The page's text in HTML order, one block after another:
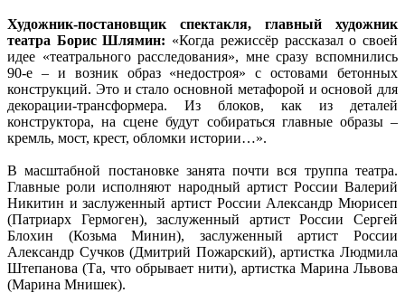
Художник-постановщик спектакля, главный художник
театра Борис Шлямин: «Когда режиссёр рассказал о своей
идее «театрального расследования», мне сразу вспомнились
90-е – и возник образ «недостроя» с остовами бетонных
конструкций. Это и стало основной метафорой и основой для
декорации-трансформера. Из блоков, как из деталей
конструктора, на сцене будут собираться главные образы –
кремль, мост, крест, обломки истории…».
В масштабной постановке занята почти вся труппа театра.
Главные роли исполняют народный артист России Валерий
Никитин и заслуженный артист России Александр Мюрисеп
(Патриарх Гермоген), заслуженный артист России Сергей
Блохин (Козьма Минин), заслуженный артист России
Александр Сучков (Дмитрий Пожарский), артистка Людмила
Штепанова (Та, что обрывает нити), артистка Марина Львова
(Марина Мнишек).